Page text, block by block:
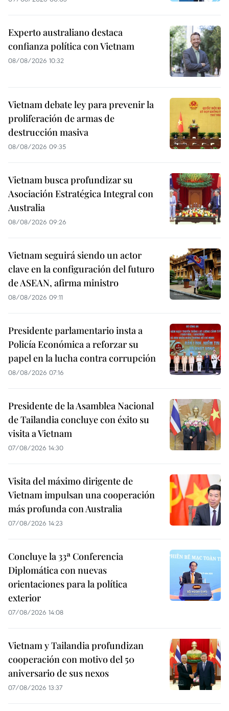
Experto australiano destaca
confianza política con Vietnam
08/08/2026 10:32
Vietnam debate ley para prevenir la
proliferación de armas de
destrucción masiva
08/08/2026 09:35
Vietnam busca profundizar su
Asociación Estratégica Integral con
Australia
08/08/2026 09:26
Vietnam seguirá siendo un actor
clave en la configuración del futuro
de ASEAN, afirma ministro
08/08/2026 09:11
Presidente parlamentario insta a
Policía Económica a reforzar su
papel en la lucha contra corrupción
08/08/2026 07:16
Presidente de la Asamblea Nacional
de Tailandia concluye con éxito su
visita a Vietnam
07/08/2026 14:30
Visita del máximo dirigente de
Vietnam impulsan una cooperación
más profunda con Australia
07/08/2026 14:23
Concluye la 33ª Conferencia
Diplomática con nuevas
orientaciones para la política
exterior
07/08/2026 14:08
Vietnam y Tailandia profundizan
cooperación con motivo del 50
aniversario de sus nexos
07/08/2026 13:37